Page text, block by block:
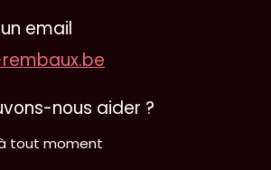
email
nous aider ?
tout moment